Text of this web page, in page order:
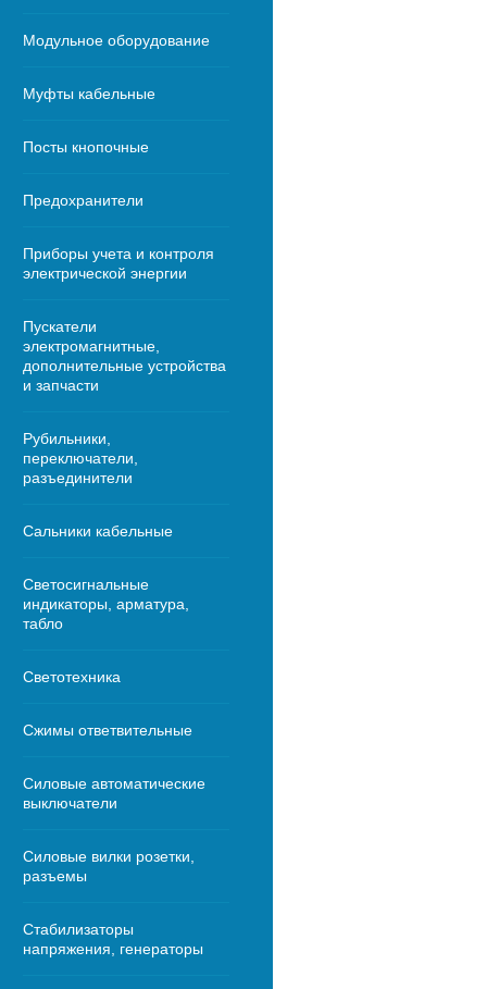
Модульное оборудование
Муфты кабельные
Посты кнопочные
Предохранители
Приборы учета и контроля
электрической энергии
Пускатели
электромагнитные,
дополнительные устройства
и запчасти
Рубильники,
переключатели,
разъединители
Сальники кабельные
Светосигнальные
индикаторы, арматура,
табло
Светотехника
Сжимы ответвительные
Силовые автоматические
выключатели
Силовые вилки розетки,
разъемы
Стабилизаторы
напряжения, генераторы